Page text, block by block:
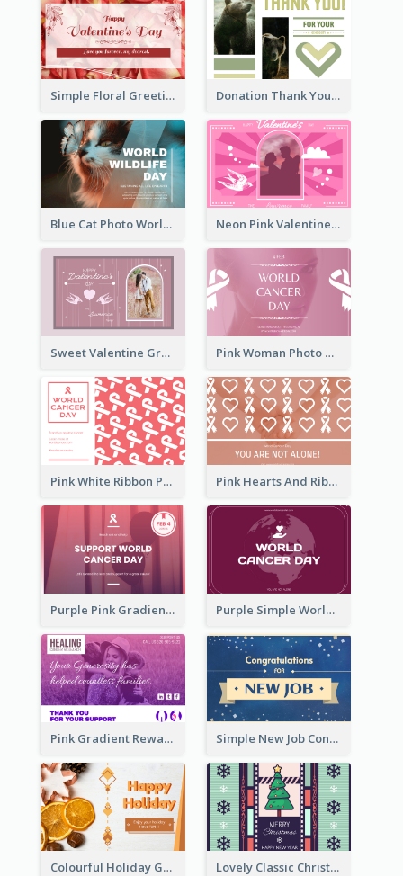
Simple Floral Greeting Card Of Valentine's Day Donation Thank You Card
Blue Cat Photo World Wildlife Day Greeting Card Neon Pink Valentine Greeting Card Design Ideas
Sweet Valentine Greeting Card Design Ideas Pink Woman Photo World Cancer Day Greeting Card
Pink White Ribbon Patterns World Cancer Day Greeting Card Pink Hearts And Ribbon Patterns World Cancer Day Greeting Card
Purple Pink Gradient World Cancer Day Greeting Card Purple Simple World Cancer Day Greeting Card
Pink Gradient Reward For Donation Card Design Simple New Job Congratulations Card In Yellow And Blue
Colourful Holiday Greeting Card In Orange Theme Lovely Classic Christmas Greeting Card Design